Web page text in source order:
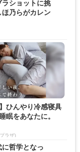
ラショットに挑
乃らがカレン
】ひんやり冷感寝具
眠をあなたに。
ラザ)
哲学となっ